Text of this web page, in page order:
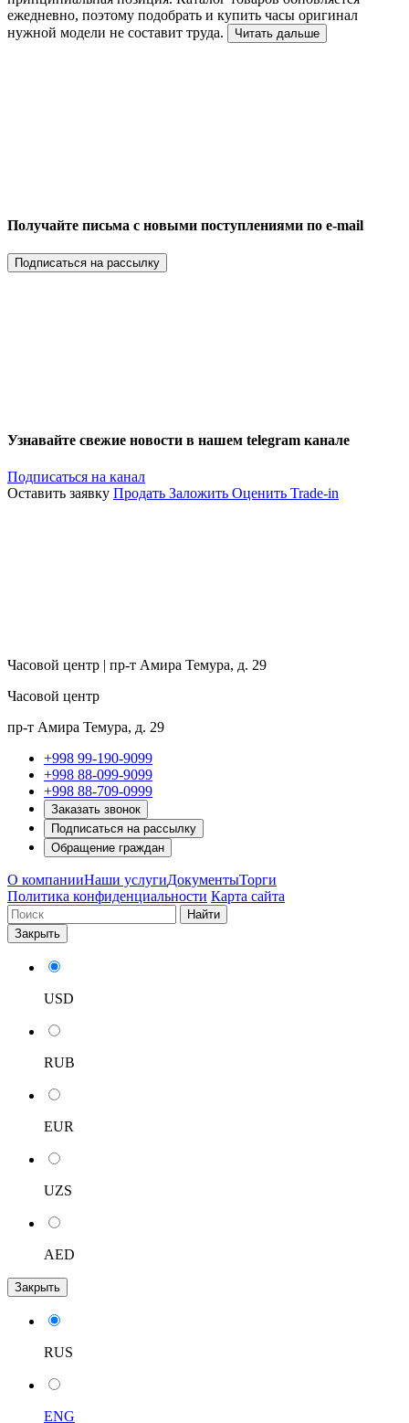
ежедневно, поэтому подобрать и купить часы оригинал
нужной модели не составит труда.
Читать дальше
Получайте письма с новыми поступлениями по e-mail
Подписаться на рассылку
Узнавайте свежие новости в нашем telegram канале
Подписаться на канал
Оставить заявку Продать Заложить Оценить Trade-in
Часовой центр | пр-т Амира Темура, д. 29
Часовой центр
пр-т Амира Темура, д. 29
+998 99-190-9099
+998 88-099-9099
+998 88-709-0999
Заказать звонок
Подписаться на рассылку
Обращение граждан
О компанииНаши услугиДокументыТорги
Политика конфиденциальности Карта сайта
Найти
Закрыть
USD
RUB
EUR
UZS
AED
Закрыть
RUS
ENG